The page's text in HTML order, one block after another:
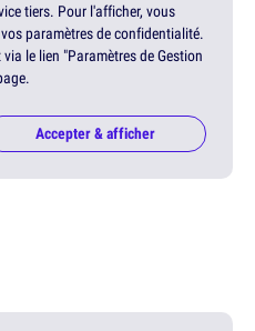
tiers. Pour l'afficher, vous
paramètres de confidentialité.
le lien "Paramètres de Gestion
Accepter & afficher